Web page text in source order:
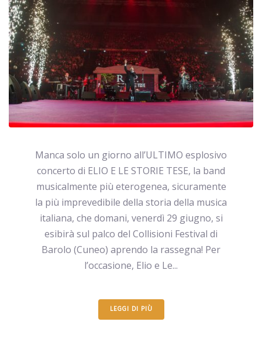
Manca solo un giorno all’ULTIMO esplosivo
concerto di ELIO E LE STORIE TESE, la band
musicalmente più eterogenea, sicuramente
la più imprevedibile della storia della musica
italiana, che domani, venerdì 29 giugno, si
esibirà sul palco del Collisioni Festival di
Barolo (Cuneo) aprendo la rassegna! Per
l’occasione, Elio e Le...
LEGGI DI PIÙ